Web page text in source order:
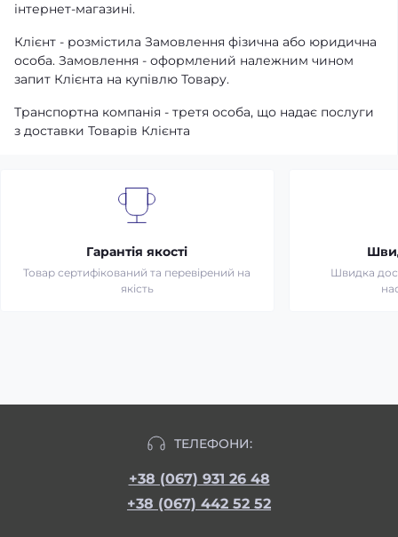
інтернет-магазині.
Клієнт - розмістила Замовлення фізична або юридична
особа. Замовлення - оформлений належним чином
запит Клієнта на купівлю Товару.
Транспортна компанія - третя особа, що надає послуги
з доставки Товарів Клієнта
Гарантія якості
Товар сертифікований та перевірений на
якість
Швидка
ТЕЛЕФОНИ:
+38 (067) 931 26 48
+38 (067) 442 52 52